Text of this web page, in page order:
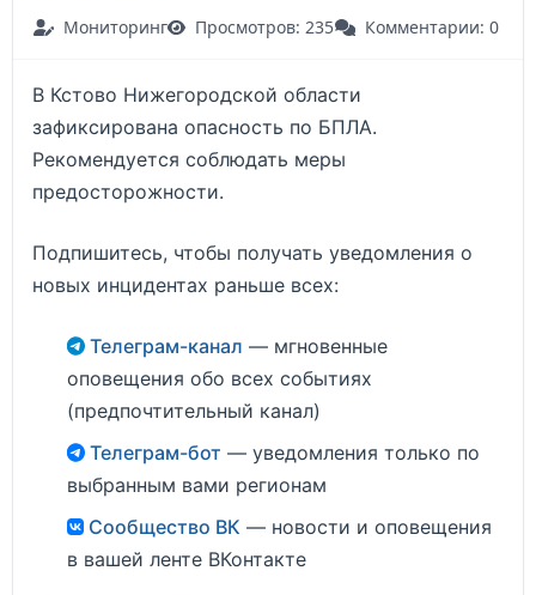
Мониторинг Просмотров: 235 Комментарии: 0
В Кстово Нижегородской области
зафиксирована опасность по БПЛА.
Рекомендуется соблюдать меры
предосторожности.
Подпишитесь, чтобы получать уведомления о
новых инцидентах раньше всех:
Телеграм-канал — мгновенные
оповещения обо всех событиях
(предпочтительный канал)
Телеграм-бот — уведомления только по
выбранным вами регионам
Сообщество ВК — новости и оповещения
в вашей ленте ВКонтакте